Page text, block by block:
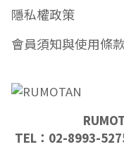
隱私權政策
會員須知與使用條
TEL：02-8993-